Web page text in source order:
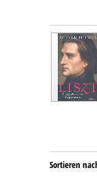
Zu den
Sortieren